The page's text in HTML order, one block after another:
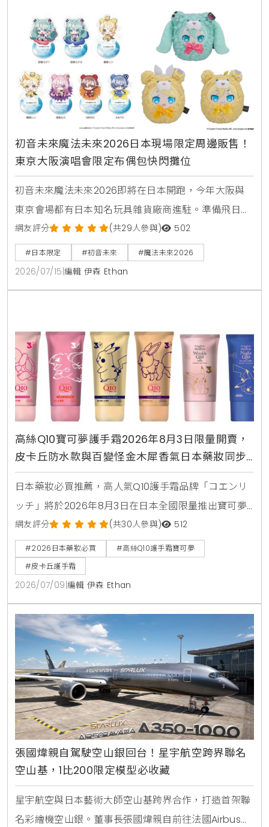
初音未來魔法未來2026日本現場限定周邊販售！
東京大阪演唱會限定布偶包快閃攤位
初音未來魔法未來2026即將在日本開跑，今年大阪與
東京會場都有日本知名玩具雜貨廠商進駐。準備飛日本
看演唱會的台灣粉絲，趕快來看看這次有哪些現場必搶
的布偶包與透明痛包配件，幫自己規劃一趟最完美的日
本追星之旅。
網友評分 (共29人參與) 502
#日本限定 #初音未來 #魔法未來2026
2026/07/15 編輯 伊森 Ethan
高絲Q10寶可夢護手霜2026年8月3日限量開賣，
皮卡丘防水款與百變怪金木犀香氣日本藥妝同步
登場
日本藥妝必買推薦，高人氣Q10護手霜品牌「コエンリ
ッチ」將於2026年8月3日在日本全國限量推出寶可夢
限定包裝，包含皮卡丘，伊布，百變怪等7款超人氣角
色，全系列8款功能各自針對美白，抗皺，保濕與夜間
修護，是兼具視覺與護膚效果的伴手禮首選
網友評分 (共30人參與) 512
#2026日本藥妝必買
#高絲Q10護手霜寶可夢
#皮卡丘護手霜
2026/07/09 編輯 伊森 Ethan
張國煒親自駕駛空山銀回台！星宇航空跨界聯名
空山基，1比200限定模型必收藏
星宇航空與日本藝術大師空山基跨界合作，打造首架聯
名彩繪機空山銀。董事長張國煒親自前往法國Airbus總